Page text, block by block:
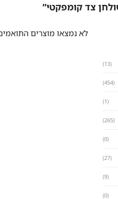
צד קומפקטי​”
(13)
(454)
(1)
(265)
(0)
(27)
(9)
(0)
לא נמצאו מוצרים